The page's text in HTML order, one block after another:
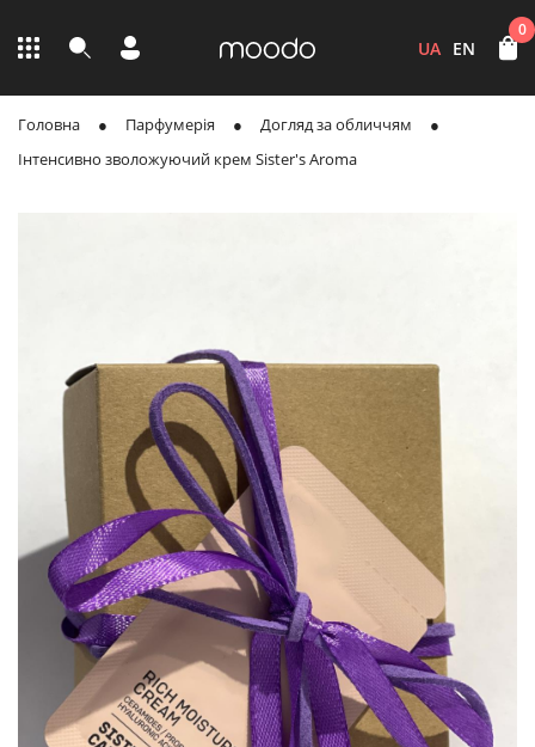
UA EN
0
Головна Парфумерія
Догляд за обличчям
Інтенсивно зволожуючий крем Sister's Aroma